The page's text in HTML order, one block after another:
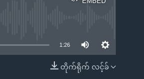
EMBED
1:26
တိုက်ရိုက် လင့်ခ်